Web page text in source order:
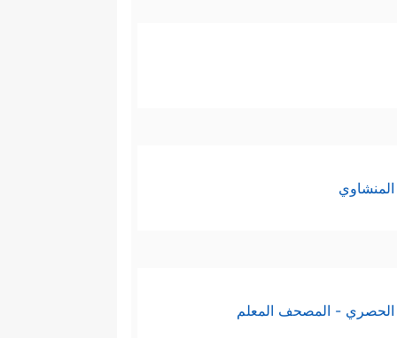
الحصري - المصحف المعلم